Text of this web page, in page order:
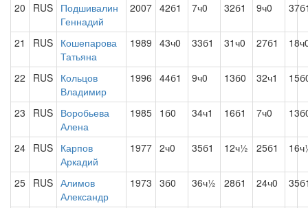
20 RUS Подшивалин
Геннадий
2007 42б1 7ч0 32б1 9ч0
21 RUS Кошепарова
Татьяна
1989 43ч0 33б1 31ч0 27б1
22 RUS Кольцов
Владимир
1996 44б1 9ч0 13б0 32ч1
23 RUS Воробьева
Алена
1985 1б0 34ч1 16б1 7ч0
24 RUS Карпов
Аркадий
1977 2ч0 35б1 12ч½ 25б1
25 RUS Алимов
Александр
1973 3б0 36ч½ 28б1 24ч0